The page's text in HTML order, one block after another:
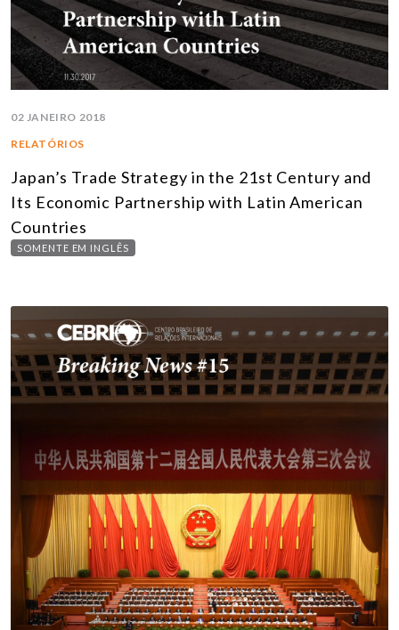
02 JANEIRO 2018
RELATÓRIOS
Japan’s Trade Strategy in the 21st Century and
Its Economic Partnership with Latin American
Countries
SOMENTE EM INGLÊS